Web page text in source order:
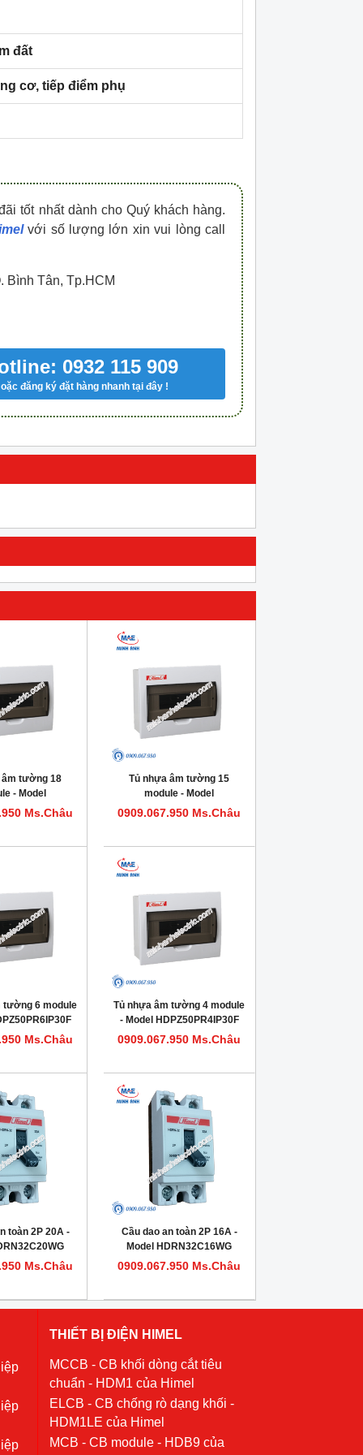
đất
cơ, tiếp điểm phụ
tốt nhất dành cho Quý khách hàng.
với số lượng lớn xin vui lòng call
Bình Tân, Tp.HCM
0932 115 909
đăng ký đặt hàng nhanh tại đây !
âm tường 18
- Model
Ms.Châu
Tủ nhựa âm tường 15
module - Model
HDPZ50PR15IP30F
0909.067.950 Ms.Châu
tường 6 module
Ms.Châu
Tủ nhựa âm tường 4 module
- Model HDPZ50PR4IP30F
0909.067.950 Ms.Châu
toàn 2P 20A -
Ms.Châu
Cầu dao an toàn 2P 16A -
Model HDRN32C16WG
0909.067.950 Ms.Châu
THIẾT BỊ ĐIỆN HIMEL
MCCB - CB khối dòng cắt tiêu
chuẩn - HDM1 của Himel
ELCB - CB chống rò dạng khối -
HDM1LE của Himel
MCB - CB module - HDB9 của